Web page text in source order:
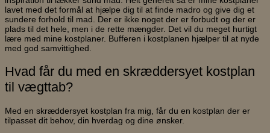
lavet med det formål at hjælpe dig til at finde madro og give dig et
sundere forhold til mad. Der er ikke noget der er forbudt og der er
plads til det hele, men i de rette mængder. Det vil du meget hurtigt
lære med mine kostplaner. Bufferen i kostplanen hjælper til at nyde
med god samvittighed.
Hvad får du med en skræddersyet kostplan
til vægttab?
Med en skræddersyet kostplan fra mig, får du en kostplan der er
tilpasset dit behov, din hverdag og dine ønsker.